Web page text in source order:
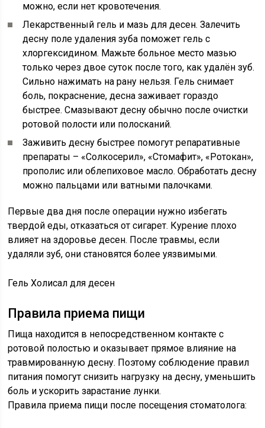
можно, если нет кровотечения.
Лекарственный гель и мазь для десен. Залечить
десну поле удаления зуба поможет гель с
хлоргексидином. Мажьте больное место мазью
только через двое суток после того, как удалён зуб.
Сильно нажимать на рану нельзя. Гель снимает
боль, покраснение, десна заживает гораздо
быстрее. Смазывают десну обычно после очистки
ротовой полости или полосканий.
Заживить десну быстрее помогут репаративные
препараты – «Солкосерил», «Стомафит», «Ротокан»,
прополис или облепиховое масло. Обработать десну
можно пальцами или ватными палочками.
Первые два дня после операции нужно избегать
твердой еды, отказаться от сигарет. Курение плохо
влияет на здоровье десен. После травмы, если
удаляли зуб, они становятся более уязвимыми.
Гель Холисал для десен
Правила приема пищи
Пища находится в непосредственном контакте с
ротовой полостью и оказывает прямое влияние на
травмированную десну. Поэтому соблюдение правил
питания помогут снизить нагрузку на десну, уменьшить
боль и ускорить зарастание лунки.
Правила приема пищи после посещения стоматолога: